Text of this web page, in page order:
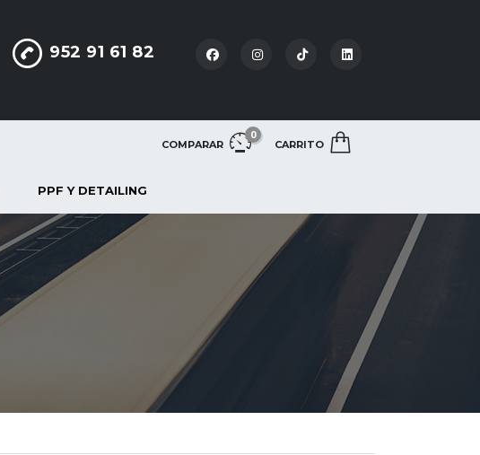
952 91 61 82
COMPARAR
0
CARRITO
PPF Y DETAILING